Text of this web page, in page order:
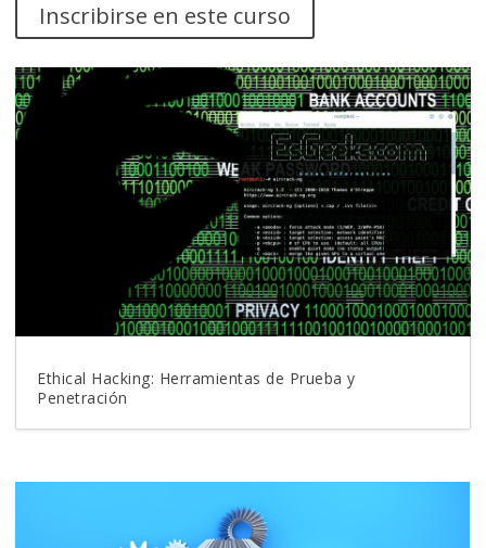
Inscribirse en este curso
Ethical Hacking: Herramientas de Prueba y
Penetración